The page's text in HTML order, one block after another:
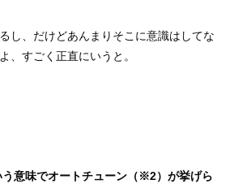
し、だけどあんまりそこに意識はしてな
、すごく正直にいうと。
意味でオートチューン（※2）が挙げら